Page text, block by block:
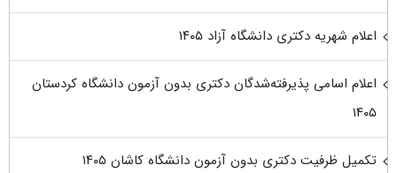
اعلام شهریه دکتری دانشگاه آزاد ۱۴۰۵
اعلام اسامی پذیرفته‌شدگان دکتری بدون آزمون دانشگاه کردستان
۱۴۰۵
تکمیل ظرفیت دکتری بدون آزمون دانشگاه کاشان ۱۴۰۵